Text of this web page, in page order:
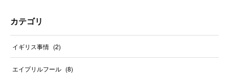
カテゴリ
イギリス事情 (2)
エイプリルフール (8)